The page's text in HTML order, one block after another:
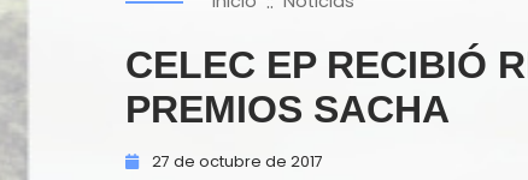
CELEC EP RECIBIÓ
PREMIOS SACHA
27 de octubre de 2017